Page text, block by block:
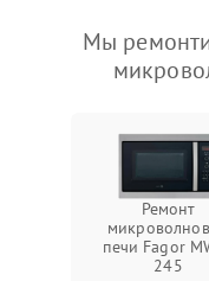
Мы
Ремонт
печи Fagor
245